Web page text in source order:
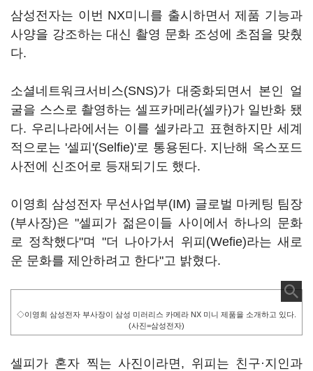
삼성전자는 이번 NX미니를 출시하면서 제품 기능과
사양을 강조하는 대신 촬영 문화 조성에 초점을 맞췄
다.
소셜네트워크서비스(SNS)가 대중화되면서 본인 얼
굴을 스스로 촬영하는 셀프카메라(셀카)가 일반화 됐
다. 우리나라에서는 이를 셀카라고 표현하지만 세계
적으로는 '셀피'(Selfie)'로 통용된다. 지난해 옥스포드
사전에 신조어로 등재되기도 했다.
이영희 삼성전자 무선사업부(IM) 글로벌 마케팅 팀장
(부사장)은 "셀피가 젊은이들 사이에서 하나의 문화
로 정착했다"며 "더 나아가서 위피(Wefie)라는 새로
운 문화를 제안하려고 한다"고 밝혔다.
◇이영희 삼성전자 부사장이 삼성 미러리스 카메라 NX 미니 제품을 소개하고 있다.
(사진=삼성전자)
셀피가 혼자 찍는 사진이라면, 위피는 친구·지인과